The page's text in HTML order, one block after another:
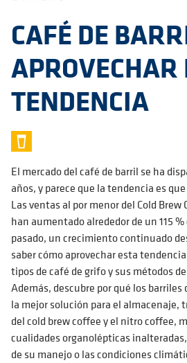
CAFÉ DE
TENDENCIA
El mercado del café de barril se ha
años, y parece que la tendencia es
Las ventas al por menor del Cold
han aumentado alrededor de un 115
pasado, un crecimiento continuado
saber cómo aprovechar esta
tipos de café de grifo y sus métodos
Además, descubre por qué los barriles
la mejor solución para el almacenaje,
del cold brew coffee y el nitro coffee,
cualidades organolépticas
de su manejo o las condiciones